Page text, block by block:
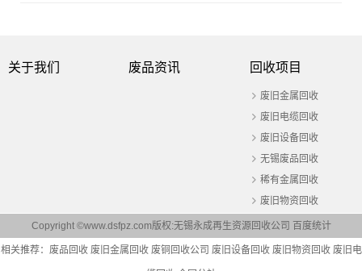
关于我们 废品资讯 回收项目
废旧金属回收
废旧电缆回收
废旧设备回收
无锡废品回收
稀有金属回收
废旧物资回收
Copyright ©www.dsfpz.com版权:无锡永成再生资源回收公司 百度统计
相关推荐： 废品回收 废旧金属回收 废铜回收公司 废旧设备回收 废旧物资回收 废旧电